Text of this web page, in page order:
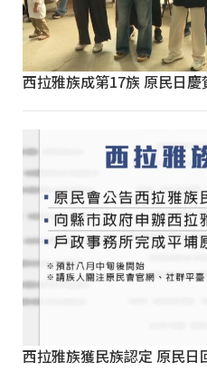
西拉雅族成第17族 原民日慶
西拉雅族獲民族認定 原民日